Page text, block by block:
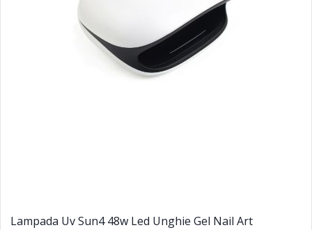
Lampada Uv Sun4 48w Led Unghie Gel Nail Art